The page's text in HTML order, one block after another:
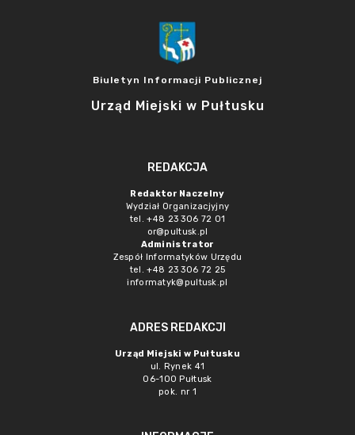
Biuletyn Informacji Publicznej
Urząd Miejski w Pułtusku
REDAKCJA
Redaktor Naczelny
Wydział Organizacjyjny
tel. +48 23 306 72 01
or@pultusk.pl
Administrator
Zespół Informatyków Urzędu
tel. +48 23 306 72 25
informatyk@pultusk.pl
ADRES REDAKCJI
Urząd Miejski w Pułtusku
ul. Rynek 41
06-100 Pułtusk
pok. nr 1